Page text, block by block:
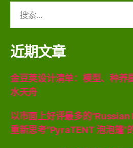
索：
近期文章
金豆荚设计清单：模型、种养
水天舟
以市面上好评最多的“Russian
重新思考“PyraTENT 泡泡篷”